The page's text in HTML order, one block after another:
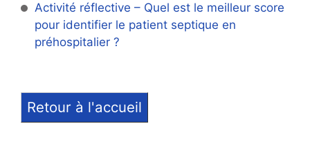
Activité réflective – Quel est le meilleur score
pour identifier le patient septique en
préhospitalier ?
Retour à l'accueil